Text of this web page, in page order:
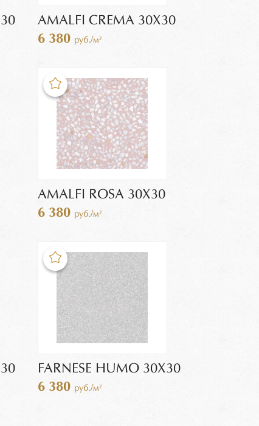
AMALFI CREMA 30X30
6 380 руб./м²
AMALFI ROSA 30X30
6 380 руб./м²
FARNESE HUMO 30X30
6 380 руб./м²